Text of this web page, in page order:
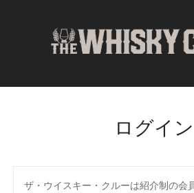
に
ログイン
ザ・ウイスキー・クルーは紹介制の会